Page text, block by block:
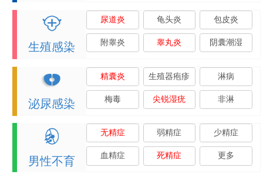
生殖感染
尿道炎 龟头炎 包皮炎
附睾炎 睾丸炎 阴囊潮湿
泌尿感染
精囊炎 生殖器疱疹 淋病
梅毒 尖锐湿疣 非淋
男性不育
无精症 弱精症 少精症
血精症 死精症 更多